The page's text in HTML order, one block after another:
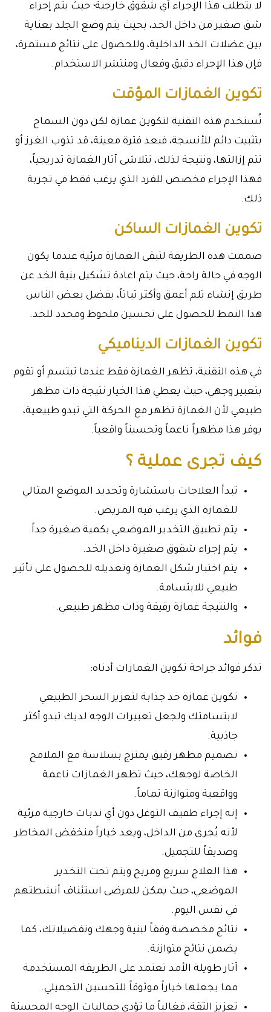
لا يتطلب هذا الإجراء أي شقوق خارجية؛ حيث يتم إجراء
شق صغير من داخل الخد، بحيث يتم وضع الجلد بعناية
بين عضلات الخد الداخلية، وللحصول على نتائج مستمرة،
فإن هذا الإجراء دقيق وفعال ومنتشر الاستخدام.
تكوين الغمازات المؤقت
تُستخدم هذه التقنية لتكوين غمازة لكن دون السماح
بتثبيت دائم للأنسجة، فبعد فترة معينة، قد تذوب الغرز أو
تتم إزالتها، ونتيجة لذلك، تتلاشى آثار الغمازة تدريجياً،
فهذا الإجراء مخصص للفرد الذي يرغب فقط في تجربة
ذلك.
تكوين الغمازات الساكن
صممت هذه الطريقة لتبقى الغمازة مرئية عندما يكون
الوجه في حالة راحة، حيث يتم اعادة تشكيل بنية الخد عن
طريق إنشاء ثلم أعمق وأكثر ثباتاً، يفضل بعض الناس
هذا النمط للحصول على تحسين ملحوظ ومحدد للخد.
تكوين الغمازات الديناميكي
في هذه التقنية، تظهر الغمازة فقط عندما تبتسم أو تقوم
بتعبير وجهي، حيث يعطي هذا الخيار نتيجة ذات مظهر
طبيعي لأن الغمازة تظهر مع الحركة التي تبدو طبيعية،
يوفر هذا مظهراً ناعماً وتحسيناً واقعياً.
كيف تجرى عملية ؟
تبدأ العلاجات باستشارة وتحديد الموضع المثالي
للغمازة الذي يرغب فيه المريض.
يتم تطبيق التخدير الموضعي بكمية صغيرة جداً.
يتم إجراء شقوق صغيرة داخل الخد.
يتم اختبار شكل الغمازة وتعديله للحصول على تأثير
طبيعي للابتسامة.
والنتيجة غمازة رقيقة وذات مظهر طبيعي.
فوائد
تذكر فوائد جراحة تكوين الغمازات أدناه:
تكوين غمازة خد جذابة لتعزيز السحر الطبيعي
لابتسامتك ولجعل تعبيرات الوجه لديك تبدو أكثر
جاذبية.
تصميم مظهر رقيق يمتزج بسلاسة مع الملامح
الخاصة لوجهك، حيث تظهر الغمازات ناعمة
وواقعية ومتوازنة تماماً.
إنه إجراء طفيف التوغل دون أي ندبات خارجية مرئية
لأنه يُجرى من الداخل، ويعد خياراً منخفض المخاطر
وصديقاً للتجميل.
هذا العلاج سريع ومريح ويتم تحت التخدير
الموضعي، حيث يمكن للمرضى استئناف أنشطتهم
في نفس اليوم.
نتائج مخصصة وفقاً لبنية وجهك وتفضيلاتك، كما
يضمن نتائج متوازنة.
آثار طويلة الأمد تعتمد على الطريقة المستخدمة
مما يجعلها خياراً موثوقاً للتحسين التجميلي.
تعزيز الثقة، فغالباً ما تؤدي جماليات الوجه المحسنة